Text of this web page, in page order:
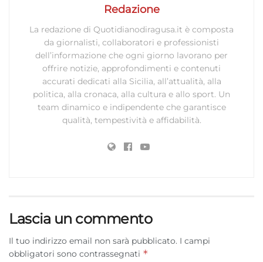
Redazione
La redazione di Quotidianodiragusa.it è composta
da giornalisti, collaboratori e professionisti
dell’informazione che ogni giorno lavorano per
offrire notizie, approfondimenti e contenuti
accurati dedicati alla Sicilia, all’attualità, alla
politica, alla cronaca, alla cultura e allo sport. Un
team dinamico e indipendente che garantisce
qualità, tempestività e affidabilità.
Lascia un commento
Il tuo indirizzo email non sarà pubblicato. I campi
obbligatori sono contrassegnati *